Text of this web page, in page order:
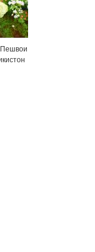
Пешвои